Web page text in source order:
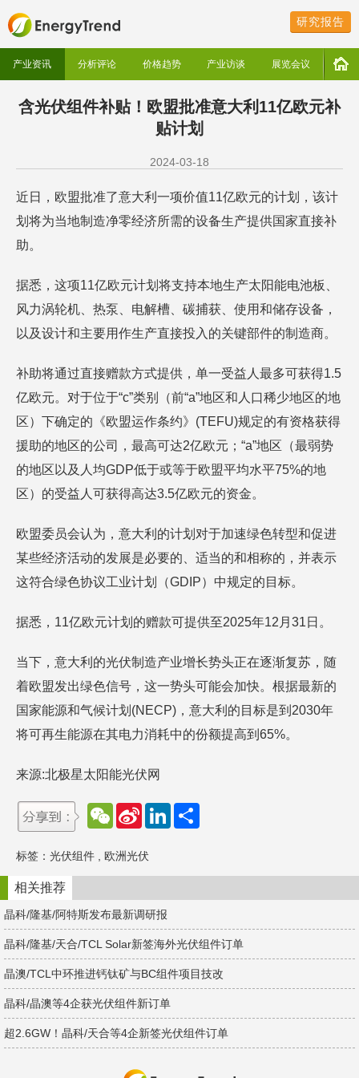
研究报告
产业资讯 分析评论 价格趋势 产业访谈 展览会议
含光伏组件补贴！欧盟批准意大利11亿欧元补
贴计划
2024-03-18
近日，欧盟批准了意大利一项价值11亿欧元的计划，该计
划将为当地制造净零经济所需的设备生产提供国家直接补
助。
据悉，这项11亿欧元计划将支持本地生产太阳能电池板、
风力涡轮机、热泵、电解槽、碳捕获、使用和储存设备，
以及设计和主要用作生产直接投入的关键部件的制造商。
补助将通过直接赠款方式提供，单一受益人最多可获得1.5
亿欧元。对于位于“c”类别（前“a”地区和人口稀少地区的地
区）下确定的《欧盟运作条约》(TEFU)规定的有资格获得
援助的地区的公司，最高可达2亿欧元；“a”地区（最弱势
的地区以及人均GDP低于或等于欧盟平均水平75%的地
区）的受益人可获得高达3.5亿欧元的资金。
欧盟委员会认为，意大利的计划对于加速绿色转型和促进
某些经济活动的发展是必要的、适当的和相称的，并表示
这符合绿色协议工业计划（GDIP）中规定的目标。
据悉，11亿欧元计划的赠款可提供至2025年12月31日。
当下，意大利的光伏制造产业增长势头正在逐渐复苏，随
着欧盟发出绿色信号，这一势头可能会加快。根据最新的
国家能源和气候计划(NECP)，意大利的目标是到2030年
将可再生能源在其电力消耗中的份额提高到65%。
来源:北极星太阳能光伏网
W
e
a
t
S
W
e
b
o
L
d
n
标签： 光伏组件 欧洲光伏
相关推荐
晶科/隆基/阿特斯发布最新调研报
晶科/隆基/天合/TCL Solar新签海外光伏组件订单
晶澳/TCL中环推进钙钛矿与BC组件项目技改
晶科/晶澳等4企获光伏组件新订单
超2.6GW！晶科/天合等4企新签光伏组件订单